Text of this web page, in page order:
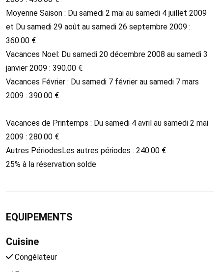
Moyenne Saison : Du samedi 2 mai au samedi 4 juillet 2009
et Du samedi 29 août au samedi 26 septembre 2009 :
360.00 €
Vacances Noel: Du samedi 20 décembre 2008 au samedi 3
janvier 2009 : 390.00 €
Vacances Février : Du samedi 7 février au samedi 7 mars
2009 : 390.00 €
Vacances de Printemps : Du samedi 4 avril au samedi 2 mai
2009 : 280.00 €
Autres PériodesLes autres périodes : 240.00 €
25% à la réservation solde
EQUIPEMENTS
Cuisine
Congélateur